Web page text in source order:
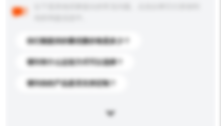
你们能提供的最优惠价格是多少？
请问有什么运送方式可以选择？
请问你的产品是否支持定制？